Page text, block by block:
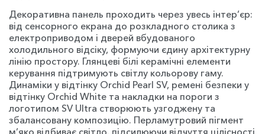
Декоративна панель проходить через увесь інтер’єр:
від сенсорного екрана до розкладного столика з
електроприводом і дверей вбудованого
холодильного відсіку, формуючи єдину архітектурну
лінію простору. Глянцеві білі керамічні елементи
керування підтримують світлу кольорову гаму.
Динаміки у відтінку Orchid Pearl SV, ремені безпеки у
відтінку Orchid White та накладки на пороги з
логотипом SV Ultra створюють узгоджену та
збалансовану композицію. Перламутровий пігмент